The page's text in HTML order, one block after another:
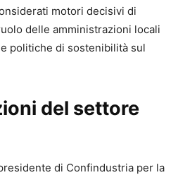
motori decisivi di
delle amministrazioni locali
politiche di sostenibilità sul
del settore
di Confindustria per la